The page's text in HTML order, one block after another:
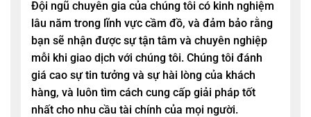
Đội ngũ chuyên gia của chúng tôi có kinh nghiệm
lâu năm trong lĩnh vực cầm đồ, và đảm bảo rằng
bạn sẽ nhận được sự tận tâm và chuyên nghiệp
mỗi khi giao dịch với chúng tôi. Chúng tôi đánh
giá cao sự tin tưởng và sự hài lòng của khách
hàng, và luôn tìm cách cung cấp giải pháp tốt
nhất cho nhu cầu tài chính của mọi người.